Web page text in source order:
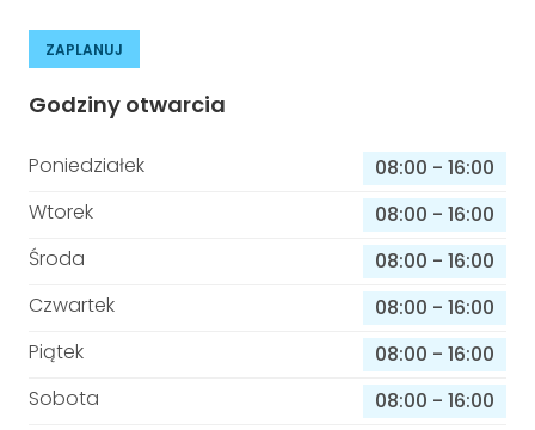
ZAPLANUJ
Godziny otwarcia
Poniedziałek 08:00 - 16:00
Wtorek
08:00 - 16:00
Środa
08:00 - 16:00
Czwartek
08:00 - 16:00
Piątek
08:00 - 16:00
Sobota
08:00 - 16:00